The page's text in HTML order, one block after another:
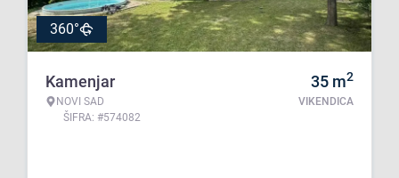
360°
Kamenjar
NOVI SAD
ŠIFRA: #574082
35 m2
VIKENDICA